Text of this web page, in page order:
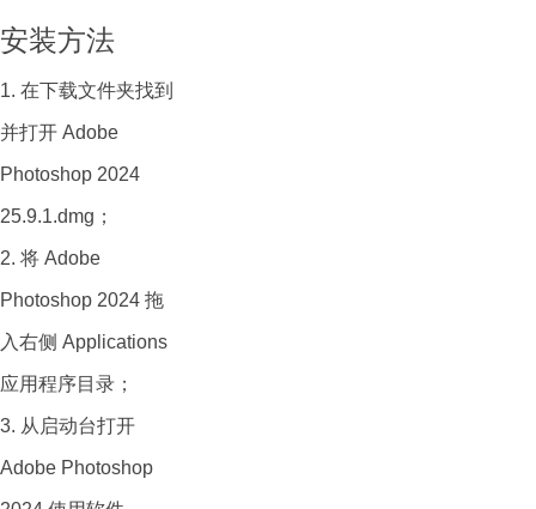
Photoshop 2024 融
合了直观的Mac用户
界面设计与卓越的图
像处理功能。功能强
大的 Photoshop
2024 提供了多层支
持，使用户可以创
建、编辑和管理图
层，从而实现非破坏
性编辑和复杂的合成
效果。Photoshop
安装方法
1. 在下载文件夹找到
并打开 Adobe
Photoshop 2024
25.9.1.dmg；
2. 将 Adobe
Photoshop 2024 拖
入右侧 Applications
应用程序目录；
3. 从启动台打开
Adobe Photoshop